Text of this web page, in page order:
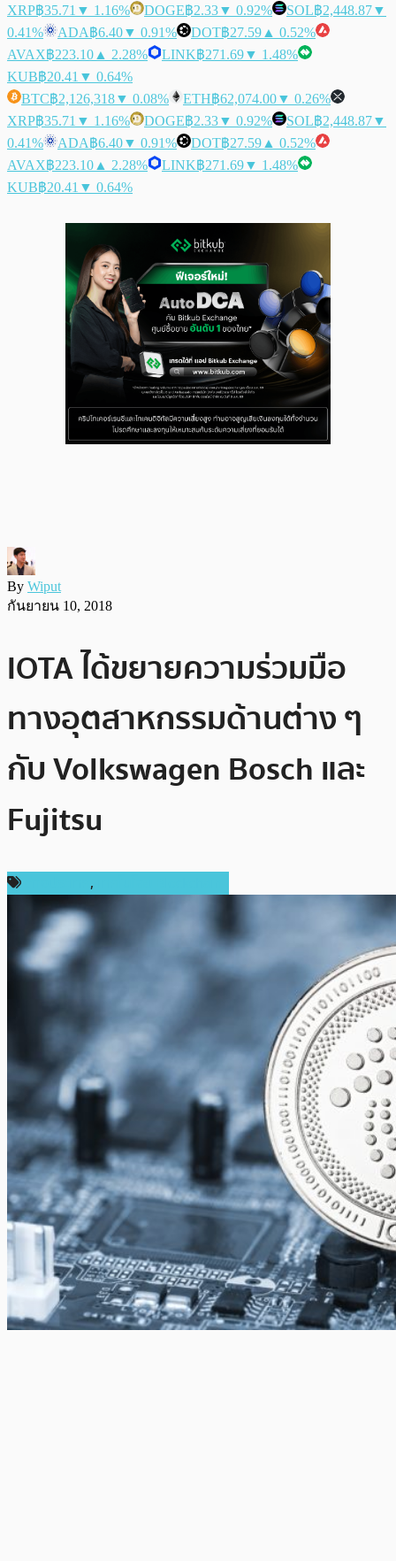
XRP฿35.71 ▼ 1.16% DOGE฿2.33▼ 0.92% SOL฿2,448.87▼
0.41%
ADA฿6.40▼ 0.91% DOT฿27.59 ▲ 0.52%
AVAX฿223.10 ▲ 2.28% LINK฿271.69▼ 1.48%
KUB฿20.41 ▼ 0.64%
BTC฿2,126,318▼ 0.08% ETH฿62,074.00▼ 0.26%
XRP฿35.71 ▼ 1.16% DOGE฿2.33▼ 0.92% SOL฿2,448.87▼
0.41%
ADA฿6.40▼ 0.91% DOT฿27.59 ▲ 0.52%
AVAX฿223.10 ▲ 2.28% LINK฿271.69▼ 1.48%
KUB฿20.41 ▼ 0.64%
By Wiput
กันยายน 10, 2018
IOTA ได้ขยายความร่วมมือ
ทางอุตสาหกรรมด้านต่าง ๆ
กับ Volkswagen Bosch และ
Fujitsu
,